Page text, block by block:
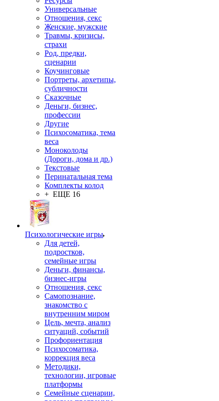
Универсальные
Отношения, секс
Женские, мужские
Травмы, кризисы,
страхи
Род, предки,
сценарии
Коучинговые
Портреты, архетипы,
субличности
Сказочные
Деньги, бизнес,
профессии
Другие
Психосоматика, тема
веса
Моноколоды
(Дороги, дома и др.)
Текстовые
Перинатальная тема
Комплекты колод
+ ЕЩЕ 16
Психологические игры
Для детей,
подростков,
семейные игры
Деньги, финансы,
бизнес-игры
Отношения, секс
Самопознание,
знакомство с
внутренним миром
Цель, мечта, анализ
ситуаций, событий
Профориентация
Психосоматика,
коррекция веса
Методики,
технологии, игровые
платформы
Семейные сценарии,